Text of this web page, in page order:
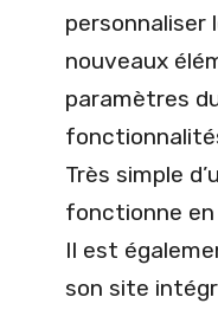
personnaliser
nouveaux
paramètres
Très simple
fonctionne en
Il est
son site